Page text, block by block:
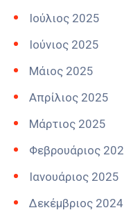
Ιούλιος 2025
Ιούνιος 2025
Μάιος 2025
Απρίλιος 2025
Μάρτιος 2025
Φεβρουάριος
Ιανουάριος 2025
Δεκέμβριος 2024